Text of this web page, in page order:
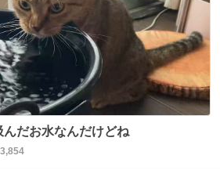
だお水なんだけどね